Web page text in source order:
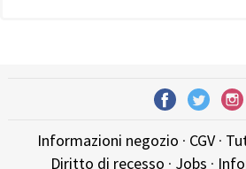
Informazioni negozio · CGV·
Diritto di recesso · Jobs ·